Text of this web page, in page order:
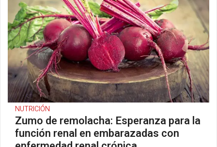
NUTRICIÓN
Zumo de remolacha: Esperanza para la
función renal en embarazadas con